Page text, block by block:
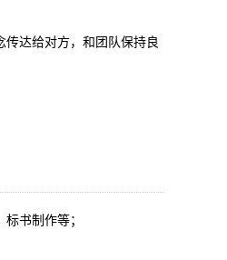
传达给对方，和团队保持良
书制作等；